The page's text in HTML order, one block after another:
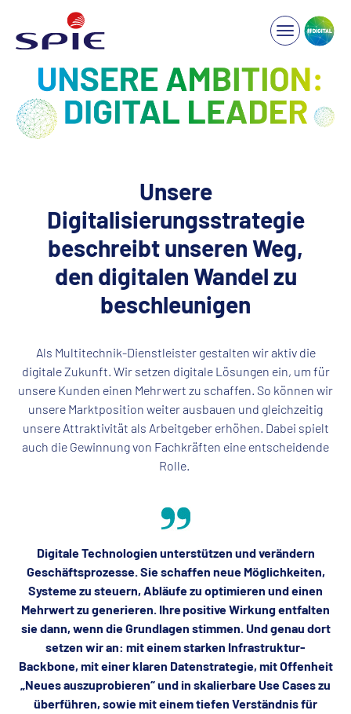
Unsere
Digitalisierungsstrategie
beschreibt unseren Weg,
den digitalen Wandel zu
beschleunigen
Als Multitechnik-Dienstleister gestalten wir aktiv die
digitale Zukunft. Wir setzen digitale Lösungen ein, um für
unsere Kunden einen Mehrwert zu schaffen. So können wir
unsere Marktposition weiter ausbauen und gleichzeitig
unsere Attraktivität als Arbeitgeber erhöhen. Dabei spielt
auch die Gewinnung von Fachkräften eine entscheidende
Rolle.
Digitale Technologien unterstützen und verändern
Geschäftsprozesse. Sie schaffen neue Möglichkeiten,
Systeme zu steuern, Abläufe zu optimieren und einen
Mehrwert zu generieren. Ihre positive Wirkung entfalten
sie dann, wenn die Grundlagen stimmen. Und genau dort
setzen wir an: mit einem starken Infrastruktur-
Backbone, mit einer klaren Datenstrategie, mit Offenheit
„Neues auszuprobieren“ und in skalierbare Use Cases zu
überführen, sowie mit einem tiefen Verständnis für